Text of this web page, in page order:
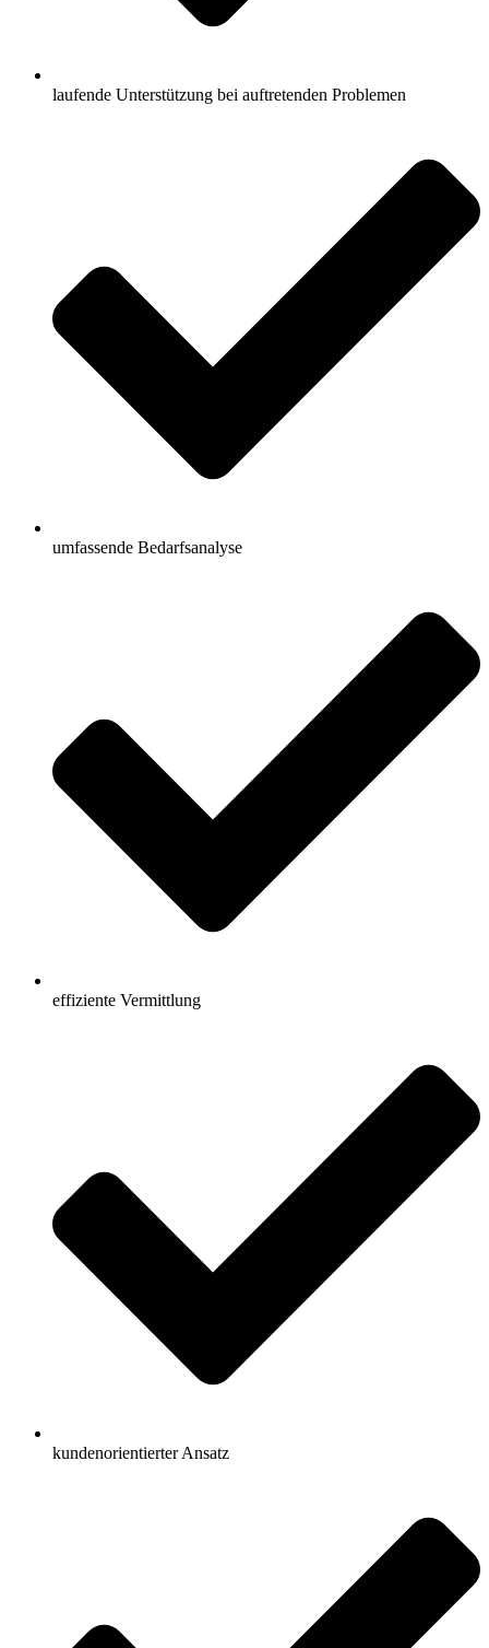
laufende Unterstützung bei auftretenden Problemen
umfassende Bedarfsanalyse
effiziente Vermittlung
kundenorientierter Ansatz